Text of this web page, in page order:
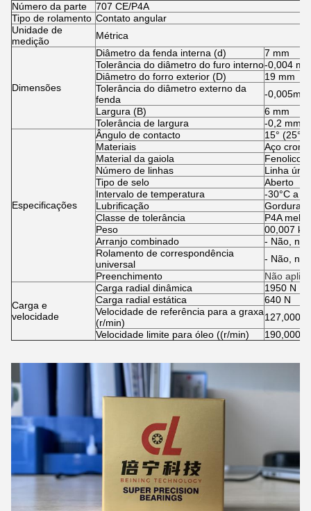
Número da parte
707 CE/P4A
Tipo de rolamento Contato angular
Unidade de
medição
Métrica
Dimensões
Diâmetro da fenda interna (d)
7 mm
Tolerância do diâmetro do furo interno-0,004
Diâmetro do forro exterior (D)
19 mm
Tolerância do diâmetro externo da
fenda
-
Largura (B)
6 mm
Tolerância de largura
-0,2 mm
Especificações
Ângulo de contacto
15°
Materiais
Aço
Material da gaiola
Fenolicos
Número de linhas
Linha
Tipo de selo
Aberto
Intervalo de temperatura
-30°C a
Lubrificação
Gordura
Classe de tolerância
P4A
Peso
00,007 kg
Arranjo combinado
- Não,
Rolamento de correspondência
universal
- Não,
Preenchimento
Não
Carga e
velocidade
Carga radial dinâmica
1950 N
Carga radial estática
640 N
Velocidade de referência para a graxa
(r/min)
127,000
Velocidade limite para óleo ((r/min)
190,000